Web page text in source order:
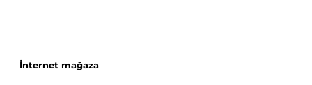
İnternet mağaza